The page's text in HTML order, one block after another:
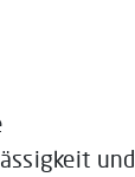
und